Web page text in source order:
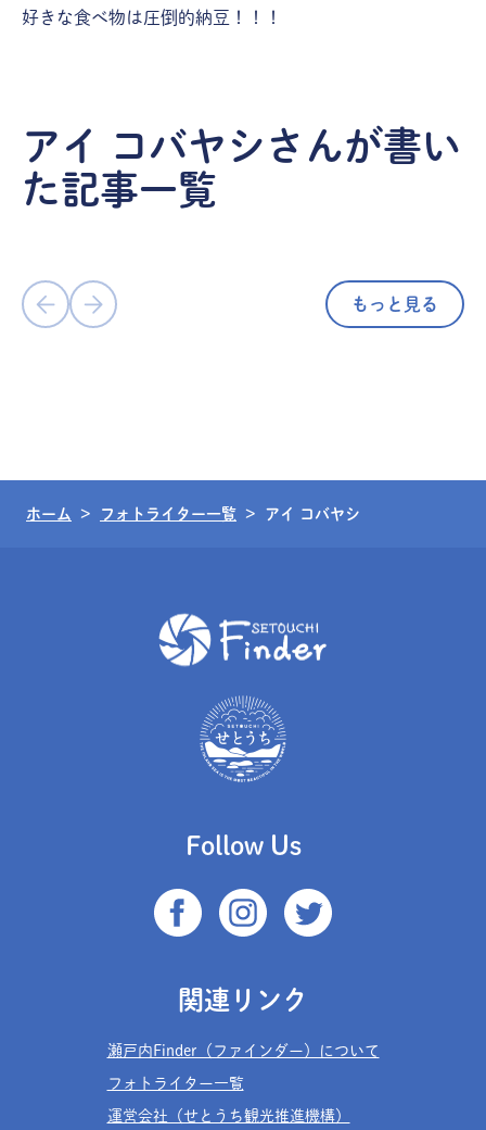
好きな食べ物は圧倒的納豆！！！
アイ コバヤシさんが書い
た記事一覧
心の中の過去・現在・未来のことをし
まっておける場所。大串半島にある瀬
戸内海の絶景カフェ「時の納屋」／香
もっと見る
ホーム フォトライター一覧 アイ コバヤシ
Follow Us
関連リンク
瀬戸内Finder（ファインダー）について
フォトライター一覧
運営会社（せとうち観光推進機構）